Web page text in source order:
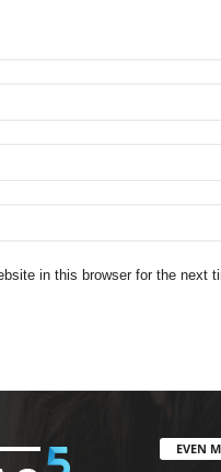
in this browser for the next
EVEN